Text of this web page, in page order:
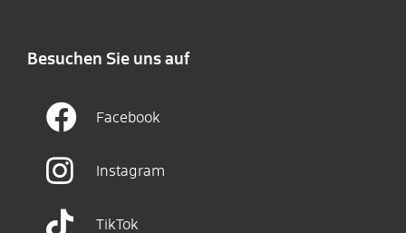
Besuchen Sie uns auf
Facebook
Instagram
TikTok